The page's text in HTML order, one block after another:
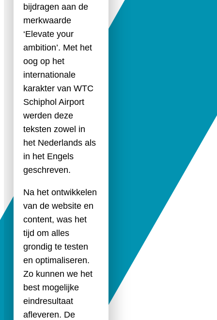
bijdragen aan de
merkwaarde
‘Elevate your
ambition’. Met het
oog op het
internationale
karakter van WTC
Schiphol Airport
werden deze
teksten zowel in
het Nederlands als
in het Engels
geschreven.
Na het ontwikkelen
van de website en
content, was het
tijd om alles
grondig te testen
en optimaliseren.
Zo kunnen we het
best mogelijke
eindresultaat
afleveren. De